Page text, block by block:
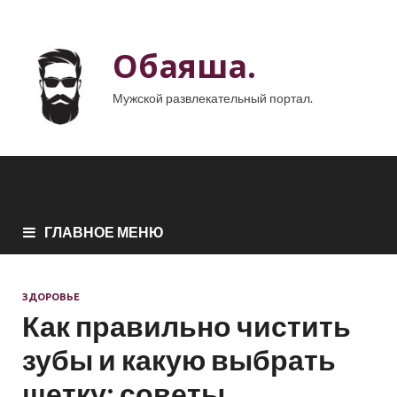
Обаяша.
Мужской развлекательный портал.
ГЛАВНОЕ МЕНЮ
ЗДОРОВЬЕ
Как правильно чистить
зубы и какую выбрать